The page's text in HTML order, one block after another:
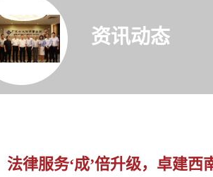
资讯动态
法律服务‘成’倍升级，卓建